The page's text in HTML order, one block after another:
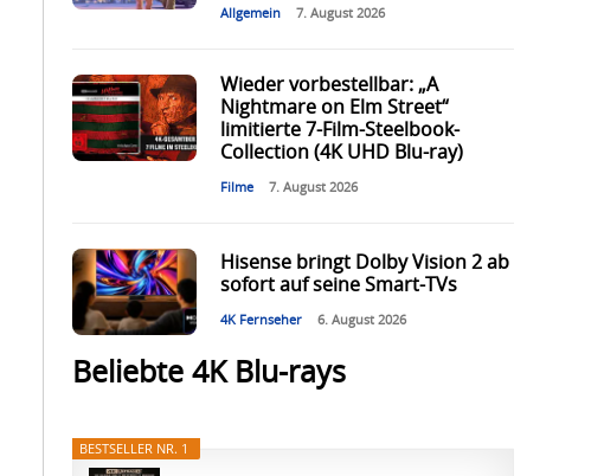
Allgemein 7. August 2026
Wieder vorbestellbar: „A
Nightmare on Elm Street“
limitierte 7-Film-Steelbook-
Collection (4K UHD Blu-ray)
Filme 7. August 2026
Hisense bringt Dolby Vision 2 ab
sofort auf seine Smart-TVs
4K Fernseher 6. August 2026
Beliebte 4K Blu-rays
BESTSELLER NR. 1